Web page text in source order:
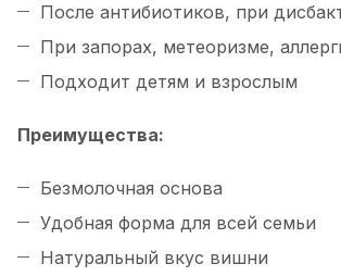
После антибиотиков, при
При запорах, метеоризме,
Подходит детям и взрослым
Преимущества:
Безмолочная основа
Удобная форма для всей семьи
Натуральный вкус вишни